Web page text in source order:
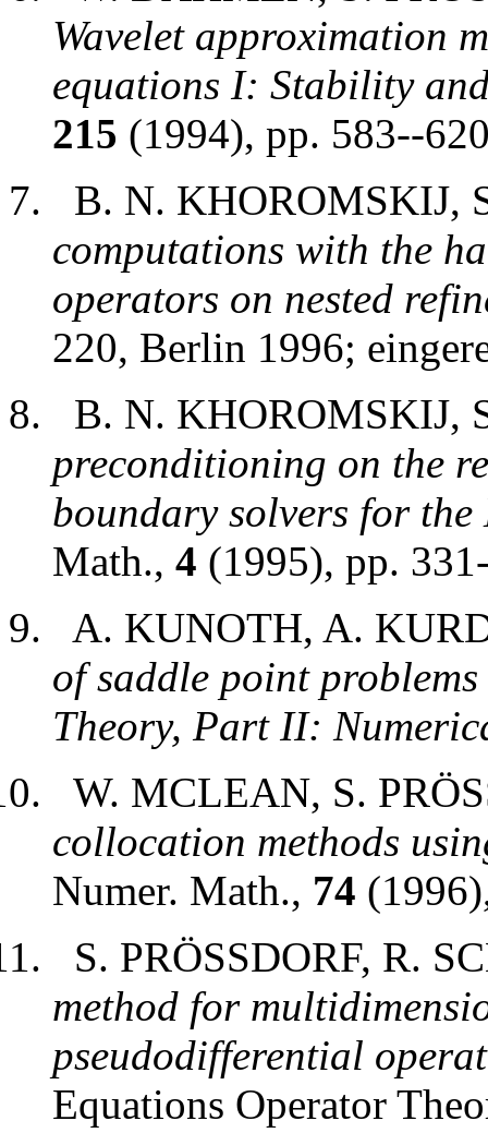
Wavelet approximation
equations I: Stability
215 (1994), pp. 583--
B. N. KHOROMSKIJ,
computations with the
operators on nested
220, Berlin 1996;
B. N. KHOROMSKIJ,
preconditioning on the
boundary solvers for
Math., 4 (1995), pp.
A. KUNOTH, A.
of saddle point
Theory, Part II:
W. MCLEAN, S.
collocation methods
Numer. Math., 74
S. PRÖSSDORF, R.
method for
pseudodifferential
Equations Operator